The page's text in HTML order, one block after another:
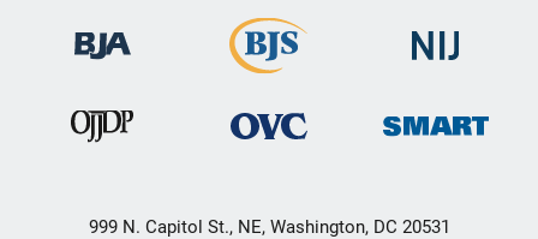
999 N. Capitol St., NE, Washington, DC 20531